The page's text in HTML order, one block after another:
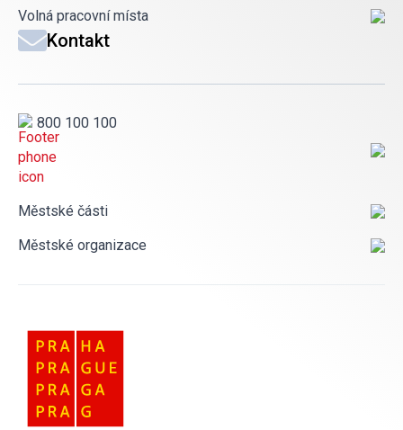
Volná pracovní místa
Kontakt
800 100 100
Městské části
Městské organizace